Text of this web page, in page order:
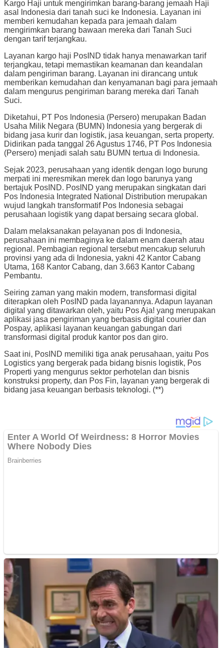
Kargo Haji untuk mengirimkan barang-barang jemaah Haji
asal Indonesia dari tanah suci ke Indonesia. Layanan ini
memberi kemudahan kepada para jemaah dalam
mengirimkan barang bawaan mereka dari Tanah Suci
dengan tarif terjangkau.
Layanan kargo haji PosIND tidak hanya menawarkan tarif
terjangkau, tetapi memastikan keamanan dan keandalan
dalam pengiriman barang. Layanan ini dirancang untuk
memberikan kemudahan dan kenyamanan bagi para jemaah
dalam mengurus pengiriman barang mereka dari Tanah
Suci.
Diketahui, PT Pos Indonesia (Persero) merupakan Badan
Usaha Milik Negara (BUMN) Indonesia yang bergerak di
bidang jasa kurir dan logistik, jasa keuangan, serta property.
Didirikan pada tanggal 26 Agustus 1746, PT Pos Indonesia
(Persero) menjadi salah satu BUMN tertua di Indonesia.
Sejak 2023, perusahaan yang identik dengan logo burung
merpati ini meresmikan merek dan logo barunya yang
bertajuk PosIND. PosIND yang merupakan singkatan dari
Pos Indonesia Integrated National Distribution merupakan
wujud langkah transformatif Pos Indonesia sebagai
perusahaan logistik yang dapat bersaing secara global.
Dalam melaksanakan pelayanan pos di Indonesia,
perusahaan ini membaginya ke dalam enam daerah atau
regional. Pembagian regional tersebut mencakup seluruh
provinsi yang ada di Indonesia, yakni 42 Kantor Cabang
Utama, 168 Kantor Cabang, dan 3.663 Kantor Cabang
Pembantu.
Seiring zaman yang makin modern, transformasi digital
diterapkan oleh PosIND pada layanannya. Adapun layanan
digital yang ditawarkan oleh, yaitu Pos Aja! yang merupakan
aplikasi jasa pengiriman yang berbasis digital courier dan
Pospay, aplikasi layanan keuangan gabungan dari
transformasi digital produk kantor pos dan giro.
Saat ini, PosIND memiliki tiga anak perusahaan, yaitu Pos
Logistics yang bergerak pada bidang bisnis logistik, Pos
Properti yang mengurus sektor perhotelan dan bisnis
konstruksi property, dan Pos Fin, layanan yang bergerak di
bidang jasa keuangan berbasis teknologi. (**)